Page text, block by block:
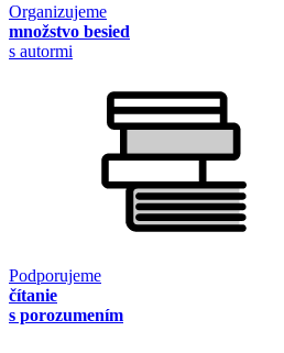
Organizujeme
množstvo besied
s autormi
Podporujeme
čítanie
s porozumením